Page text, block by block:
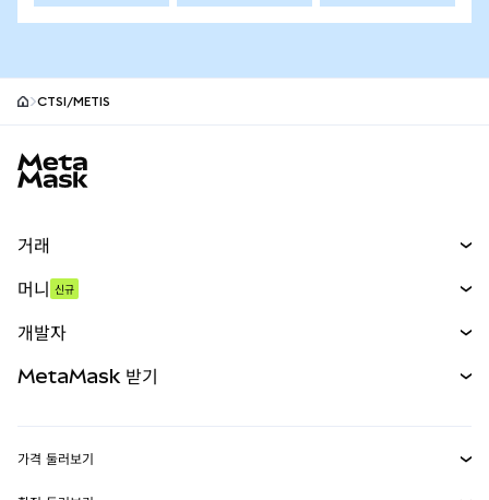
CTSI/METIS
거래
무기한 선물
실물자산
머니 신규
개발자
MetaMask 받기
가격 둘러보기